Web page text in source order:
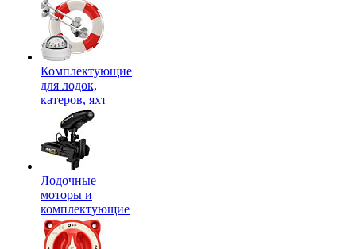
Комплектующие
для лодок,
катеров, яхт
Лодочные
моторы и
комплектующие